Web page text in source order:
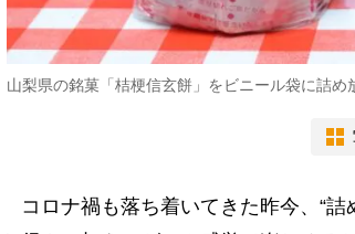
山梨県の銘菓「桔梗信玄餅」をビニール袋に詰め
コロナ禍も落ち着いてきた昨今、“詰